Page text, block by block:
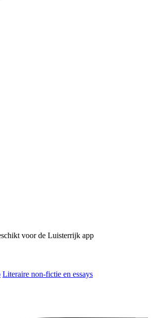
voor de Luisterrijk app
Literaire non-fictie en essays